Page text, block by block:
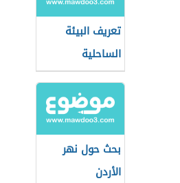
تعريف البيئة
الساحلية
بحث حول نهر
الأردن